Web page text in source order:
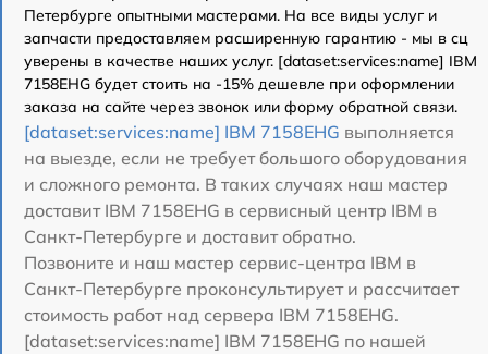
Петербурге опытными мастерами. На все виды услуг и
запчасти предоставляем расширенную гарантию - мы в сц
уверены в качестве наших услуг. [dataset:services:name] IBM
7158EHG будет стоить на -15% дешевле при оформлении
заказа на сайте через звонок или форму обратной связи.
[dataset:services:name] IBM 7158EHG выполняется
на выезде, если не требует большого оборудования
и сложного ремонта. В таких случаях наш мастер
доставит IBM 7158EHG в сервисный центр IBM в
Санкт-Петербурге и доставит обратно.
Позвоните и наш мастер сервис-центра IBM в
Санкт-Петербурге проконсультирует и рассчитает
стоимость работ над сервера IBM 7158EHG.
[dataset:services:name] IBM 7158EHG по нашей